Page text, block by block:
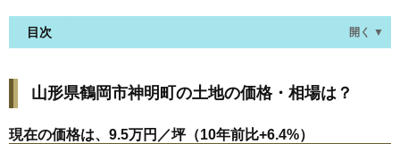
目次 開く ▼
現在の価格は、9.5万円／坪（10年前比+6.4%）
価格を詳細に分析しよう
山形県鶴岡市神明町の土地の価格・相場は？
現在の価格は、9.5万円／坪（10年前比+6.4%）